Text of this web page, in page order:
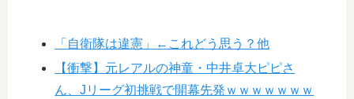
「自衛隊は違憲」←これどう思う？他
【衝撃】元レアルの神童・中井卓大ピピさ
ん、Jリーグ初挑戦で開幕先発ｗｗｗｗｗｗｗ